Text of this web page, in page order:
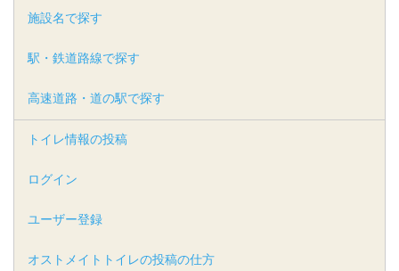
施設名で探す
駅・鉄道路線で探す
高速道路・道の駅で探す
トイレ情報の投稿
ログイン
ユーザー登録
オストメイトトイレの投稿の仕方